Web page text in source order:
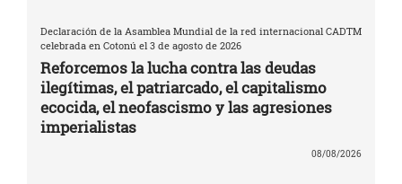
Declaración de la Asamblea Mundial de la red internacional CADTM
celebrada en Cotonú el 3 de agosto de 2026
Reforcemos la lucha contra las deudas
ilegítimas, el patriarcado, el capitalismo
ecocida, el neofascismo y las agresiones
imperialistas
08/08/2026